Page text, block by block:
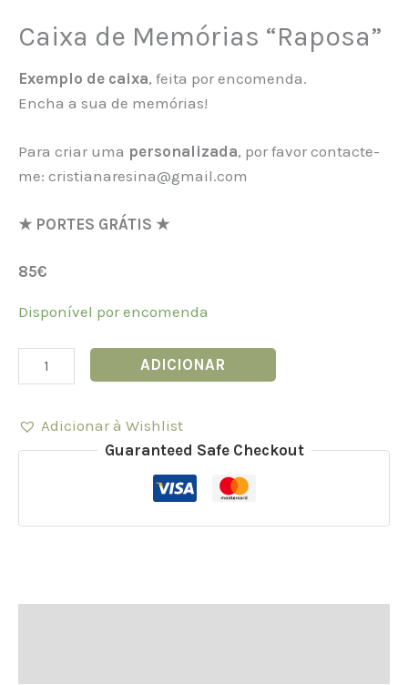
Caixa de Memórias “Raposa”
Exemplo de caixa, feita por encomenda.
Encha a sua de memórias!
Para criar uma personalizada, por favor contacte-
me: cristianaresina@gmail.com
★ PORTES GRÁTIS ★
85€
Disponível por encomenda
ADICIONAR
Adicionar à Wishlist
Guaranteed Safe Checkout